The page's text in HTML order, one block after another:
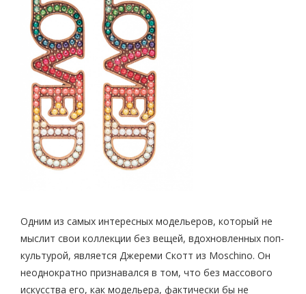
Одним из самых интересных модельеров, который не
мыслит свои коллекции без вещей, вдохновленных поп-
культурой, является Джереми Скотт из Moschino. Он
неоднократно признавался в том, что без массового
искусства его, как модельера, фактически бы не